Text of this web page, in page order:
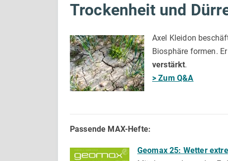
Trockenheit und
Axel Kleidon
Biosphäre formen.
verstärkt.
> Zum Q&A
Passende MAX-Hefte:
Geomax 25: Wetter